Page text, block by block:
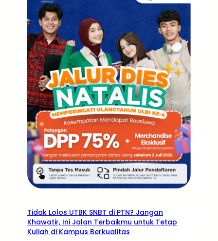
Tidak Lolos UTBK SNBT di PTN? Jangan
Khawatir, Ini Jalan Terbaikmu untuk Tetap
Kuliah di Kampus Berkualitas